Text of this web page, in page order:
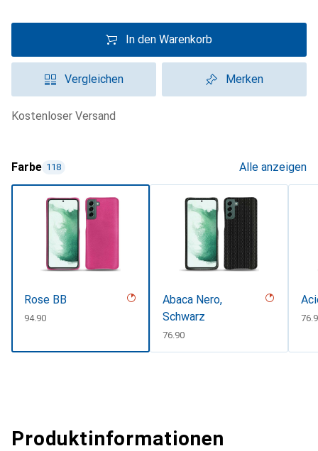
In den Warenkorb
Vergleichen Merken
kostenloser Versand
Farbe 118 Alle anzeigen
Rose BB
CHF
94.90
Abaca Nero,
Schwarz
CHF
76.90
CHF
Produktinformationen